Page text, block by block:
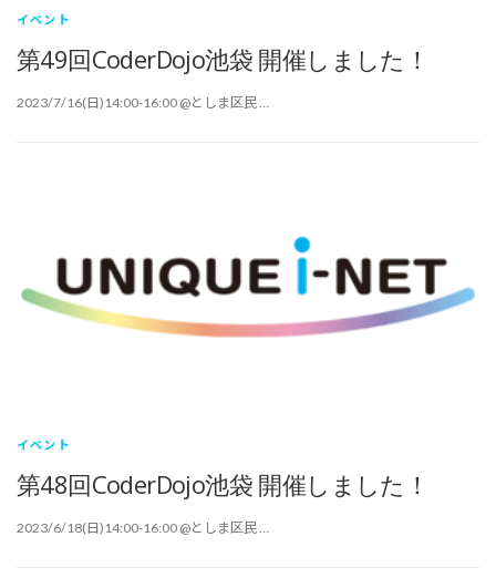
イベント
第49回CoderDojo池袋 開催しました！
2023/7/16(日)14:00-16:00 @としま区民 …
イベント
第48回CoderDojo池袋 開催しました！
2023/6/18(日)14:00-16:00 @としま区民 …